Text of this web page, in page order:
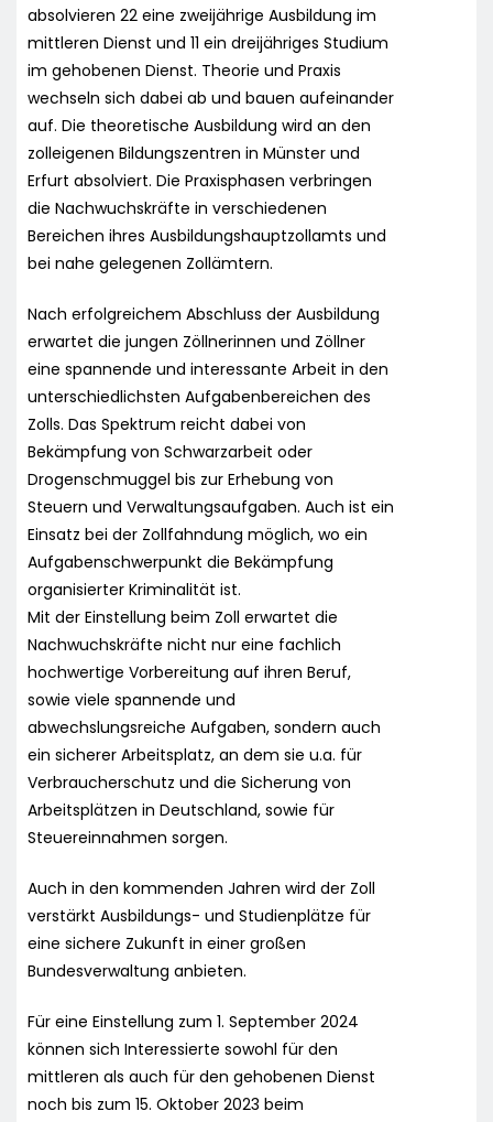
absolvieren 22 eine zweijährige Ausbildung im
mittleren Dienst und 11 ein dreijähriges Studium
im gehobenen Dienst. Theorie und Praxis
wechseln sich dabei ab und bauen aufeinander
auf. Die theoretische Ausbildung wird an den
zolleigenen Bildungszentren in Münster und
Erfurt absolviert. Die Praxisphasen verbringen
die Nachwuchskräfte in verschiedenen
Bereichen ihres Ausbildungshauptzollamts und
bei nahe gelegenen Zollämtern.
Nach erfolgreichem Abschluss der Ausbildung
erwartet die jungen Zöllnerinnen und Zöllner
eine spannende und interessante Arbeit in den
unterschiedlichsten Aufgabenbereichen des
Zolls. Das Spektrum reicht dabei von
Bekämpfung von Schwarzarbeit oder
Drogenschmuggel bis zur Erhebung von
Steuern und Verwaltungsaufgaben. Auch ist ein
Einsatz bei der Zollfahndung möglich, wo ein
Aufgabenschwerpunkt die Bekämpfung
organisierter Kriminalität ist.
Mit der Einstellung beim Zoll erwartet die
Nachwuchskräfte nicht nur eine fachlich
hochwertige Vorbereitung auf ihren Beruf,
sowie viele spannende und
abwechslungsreiche Aufgaben, sondern auch
ein sicherer Arbeitsplatz, an dem sie u.a. für
Verbraucherschutz und die Sicherung von
Arbeitsplätzen in Deutschland, sowie für
Steuereinnahmen sorgen.
Auch in den kommenden Jahren wird der Zoll
verstärkt Ausbildungs- und Studienplätze für
eine sichere Zukunft in einer großen
Bundesverwaltung anbieten.
Für eine Einstellung zum 1. September 2024
können sich Interessierte sowohl für den
mittleren als auch für den gehobenen Dienst
noch bis zum 15. Oktober 2023 beim